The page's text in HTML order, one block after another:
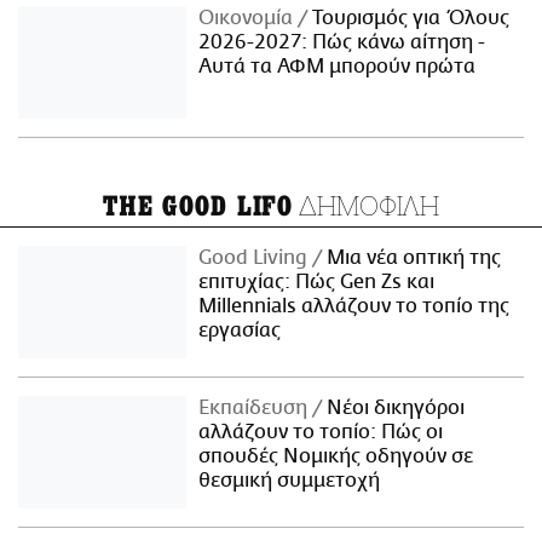
Οικονομία
Τουρισμός για Όλους
2026-2027: Πώς κάνω αίτηση -
Αυτά τα ΑΦΜ μπορούν πρώτα
THE GOOD LIFO ΔΗΜΟΦΙΛΗ
Good Living
Μια νέα οπτική της
επιτυχίας: Πώς Gen Zs και
Millennials αλλάζουν το τοπίο της
εργασίας
Εκπαίδευση
Νέοι δικηγόροι
αλλάζουν το τοπίο: Πώς οι
σπουδές Νομικής οδηγούν σε
θεσμική συμμετοχή